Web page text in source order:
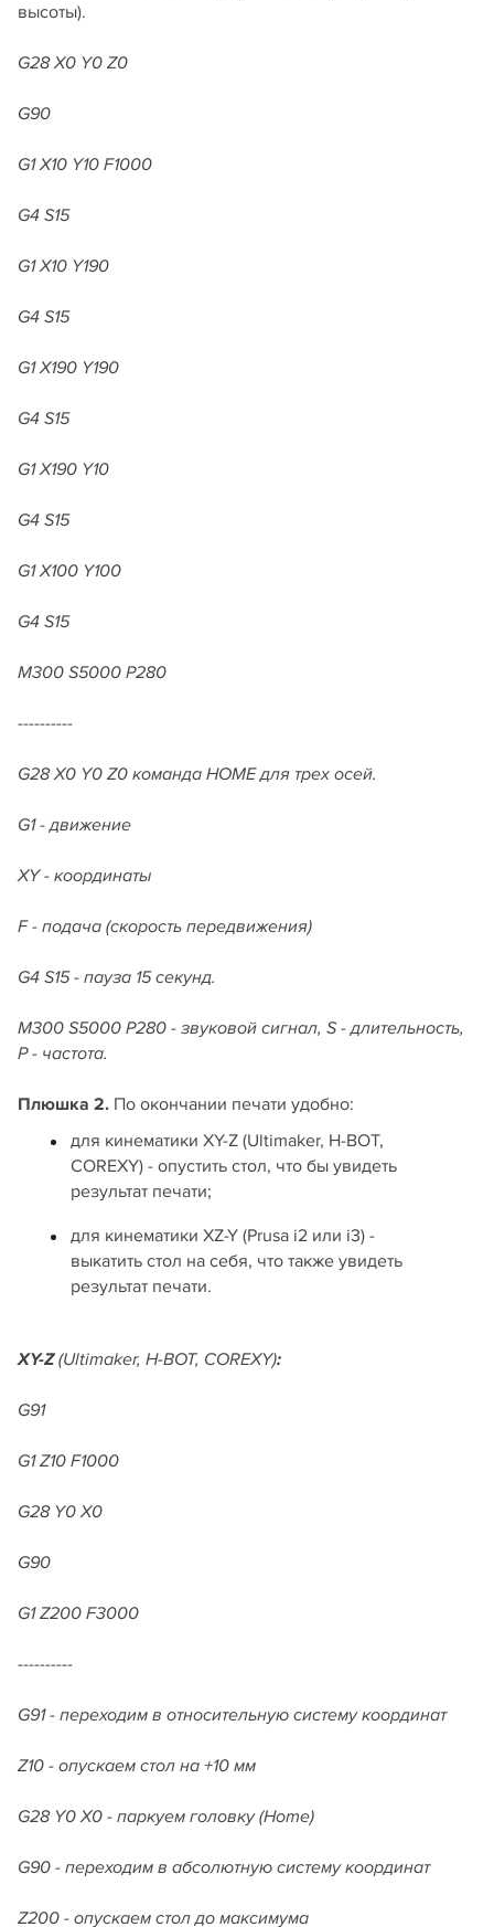
высоты).
G28 X0 Y0 Z0
G90
G1 X10 Y10 F1000
G4 S15
G1 X10 Y190
G4 S15
G1 X190 Y190
G4 S15
G1 X190 Y10
G4 S15
G1 X100 Y100
G4 S15
M300 S5000 P280
----------
G28 X0 Y0 Z0 команда HOME для трех осей.
G1 - движение
XY - координаты
F - подача (скорость передвижения)
G4 S15 - пауза 15 секунд.
M300 S5000 P280 - звуковой сигнал, S - длительность,
P - частота.
Плюшка 2. По окончании печати удобно:
для кинематики XY-Z (Ultimaker, H-BOT,
COREXY) - опустить стол, что бы увидеть
результат печати;
для кинематики XZ-Y (Prusa i2 или i3) -
выкатить стол на себя, что также увидеть
результат печати.
XY-Z(Ultimaker, H-BOT, COREXY):
G91
G1 Z10 F1000
G28 Y0 X0
G90
G1 Z200 F3000
----------
G91 - переходим в относительную систему координат
Z10 - опускаем стол на +10 мм
G28 Y0 X0 - паркуем головку (Home)
G90 - переходим в абсолютную систему координат
Z200 - опускаем стол до максимума